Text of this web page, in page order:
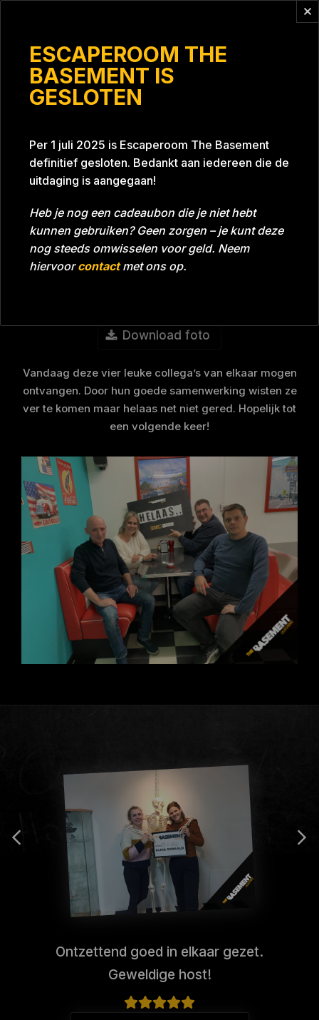
ESCAPEROOM THE
BASEMENT IS
GESLOTEN
Per 1 juli 2025 is Escaperoom The Basement
definitief gesloten. Bedankt aan iedereen die de
uitdaging is aangegaan!
Heb je nog een cadeaubon die je niet hebt
kunnen gebruiken? Geen zorgen – je kunt deze
nog steeds omwisselen voor geld. Neem
hiervoorcontactmet ons op.
Tijd Bijna gehaald Datum 11-06-2024
Room Grill With A Thrill
Download foto
Vandaag deze vier leuke collega’s van elkaar mogen
ontvangen. Door hun goede samenwerking wisten ze
ver te komen maar helaas net niet gered. Hopelijk tot
een volgende keer!
Ontzettend goed in elkaar gezet.
Geweldige host!